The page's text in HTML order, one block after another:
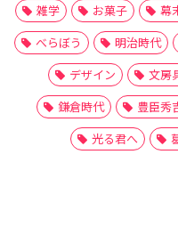
雑学
お菓子 幕
べらぼう
明治時代
デザイン
文房
鎌倉時代
豊臣秀
光る君へ